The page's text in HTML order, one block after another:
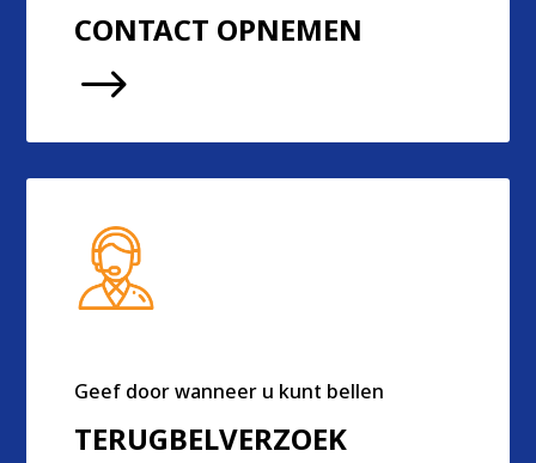
CONTACT OPNEMEN
$
Geef door wanneer u kunt bellen
TERUGBELVERZOEK